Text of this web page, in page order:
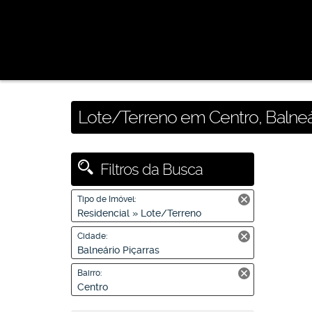
Lote/Terreno em Centro,
Filtros da Busca
Tipo de Imóvel:
Residencial » Lote/Terreno
Cidade:
Balneário Piçarras
Bairro:
Centro